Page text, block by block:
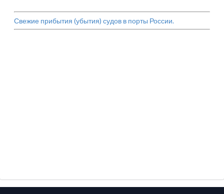
Свежие прибытия (убытия) судов в порты России.